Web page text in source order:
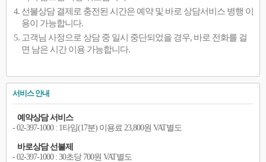
선불상담 결제로 충전된 시간은 예약 및 바로 상담서비스 병행 이
용이 가능합니다.
고객님 사정으로 상담 중 일시 중단되었을 경우, 바로 전화를 걸
면 남은 시간 이용 가능합니다.
서비스 안내
예약상담 서비스
- 02-397-1000 : 1타임(17분) 이용료 23,800원 VAT별도
바로상담 선불제
- 02-397-1000 : 30초당 700원 VAT별도